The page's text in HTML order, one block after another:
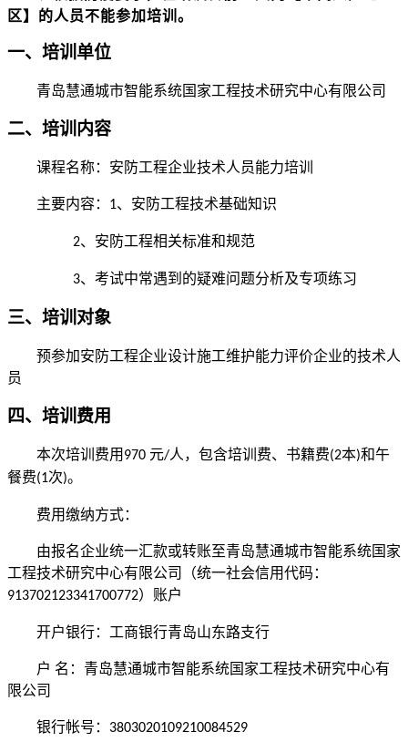
区】的人员不能参加培训 。
一、培训单位
青岛慧通城市智能系统国家工程技术研究中心有限公司
二、培训内容
课程名称：安防工程企业技术人员能力培训
主要内容： 1、安防工程技术基础知识
2、安防工程相关标准和规范
3、考试中常遇到的疑难问题分析及专项练习
三、培训对象
预参加安防工程企业设计施工维护能力评价企业的技术人
员
四、培训费用
本次培训费用 970 元/人，包含培训费、书籍费(2本)和午
餐费(1次)。
费用缴纳方式：
由报名企业统一汇款或转账至青岛慧通城市智能系统国家
工程技术研究中心有限公司（统一社会信用代码：
913702123341700772）账户
开户银行：工商银行青岛山东路支行
户 名：青岛慧通城市智能系统国家工程技术研究中心有
限公司
银行帐号： 3803020109210084529